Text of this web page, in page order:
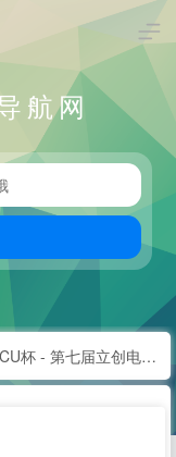
航网
国民技术N32 MCU杯 - 第七届立创电子设计开源大赛